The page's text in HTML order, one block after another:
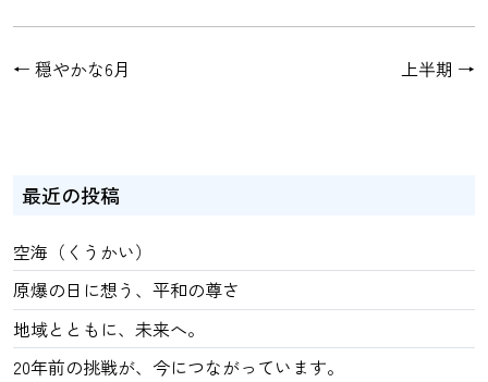
← 穏やかな6月 上半期 →
最近の投稿
空海（くうかい）
原爆の日に想う、平和の尊さ
地域とともに、未来へ。
20年前の挑戦が、今につながっています。